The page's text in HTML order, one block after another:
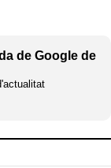
de Google de